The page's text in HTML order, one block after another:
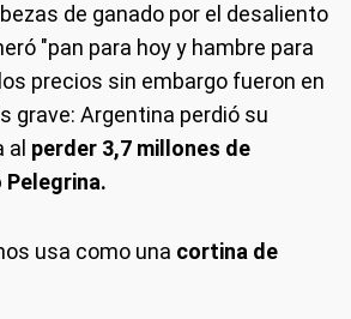
de ganado por el desaliento
"pan para hoy y hambre para
precios sin embargo fueron en
grave: Argentina perdió su
perder 3,7 millones de
usa como una cortina de